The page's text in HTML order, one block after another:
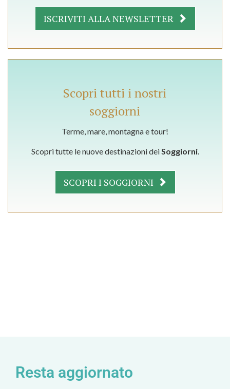
ISCRIVITI ALLA NEWSLETTER
Scopri tutti i nostri
soggiorni
Terme, mare, montagna e tour!
Scopri tutte le nuove destinazioni deiSoggiorni.
SCOPRI I SOGGIORNI
Resta aggiornato